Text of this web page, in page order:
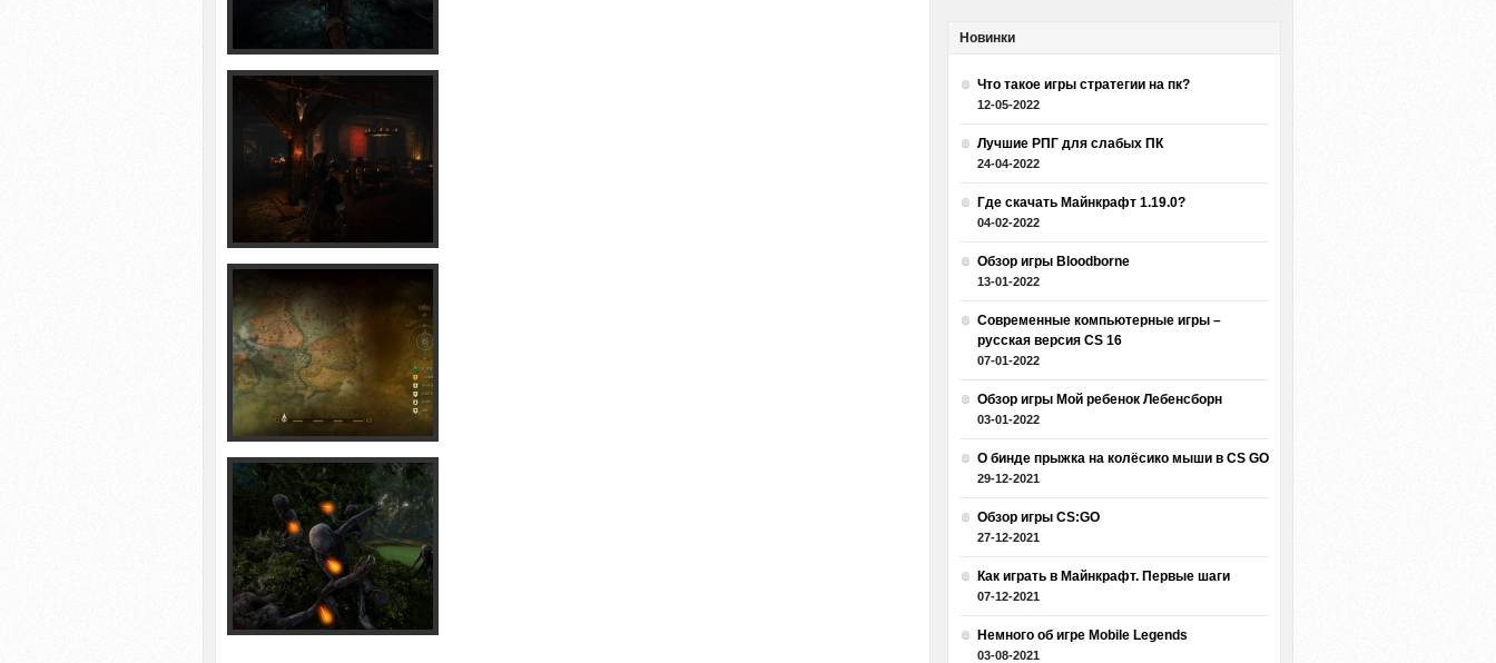
Новинки
Что такое игры стратегии на пк?
12-05-2022
Лучшие РПГ для слабых ПК
24-04-2022
Где скачать Майнкрафт 1.19.0?
04-02-2022
Обзор игры Bloodborne
13-01-2022
Современные компьютерные игры –
русская версия CS 16
07-01-2022
Обзор игры Мой ребенок Лебенсборн
03-01-2022
О бинде прыжка на колёсико мыши в CS GO
29-12-2021
Обзор игры CS:GO
27-12-2021
Как играть в Майнкрафт. Первые шаги
07-12-2021
Немного об игре Mobile Legends
03-08-2021